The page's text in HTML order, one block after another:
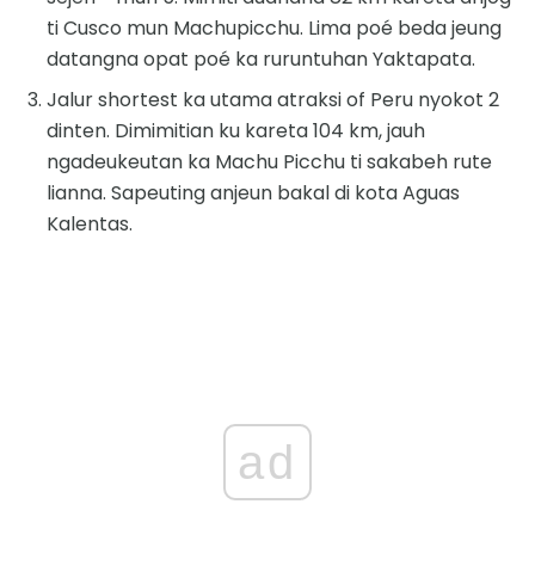
ti Cusco mun Machupicchu. Lima poé beda jeung
datangna opat poé ka ruruntuhan Yaktapata.
Jalur shortest ka utama atraksi of Peru nyokot 2
dinten. Dimimitian ku kareta 104 km, jauh
ngadeukeutan ka Machu Picchu ti sakabeh rute
lianna. Sapeuting anjeun bakal di kota Aguas
Kalentas.
ad